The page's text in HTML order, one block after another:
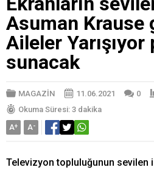
Asuman Krause
Aileler Yarışıyor
sunacak
MAGAZİN 11.06.2021 0
Okuma Süresi: 3 dakika
A+ A-
Televizyon topluluğunun sevilen